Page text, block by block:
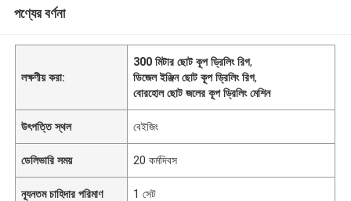
পণ্যের বর্ণনা
লক্ষণীয় করা:
300 মিটার ছোট কূপ ড্রিলিং রিগ,
ডিজেল ইঞ্জিন ছোট কূপ ড্রিলিং রিগ,
বোরহোল ছোট জলের কূপ ড্রিলিং মেশিন
উৎপত্তি স্থল বেইজিং
ডেলিভারি সময় 20 কর্মদিবস
ন্যূনতম চাহিদার পরিমাণ 1 সেট